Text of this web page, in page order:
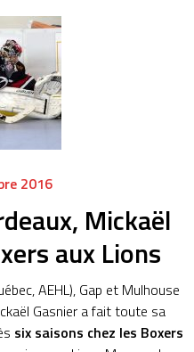
2016
Mickaël
aux Lions
AEHL), Gap et Mulhouse
Gasnier a fait toute sa
six saisons chez les Boxers